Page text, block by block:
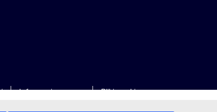
Informacja prawna Pliki cookie